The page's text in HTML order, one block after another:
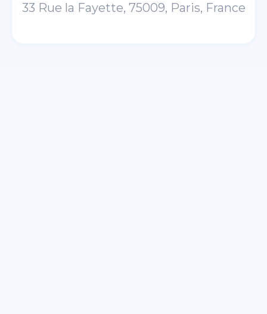
33 Rue la Fayette, 75009, Paris, France